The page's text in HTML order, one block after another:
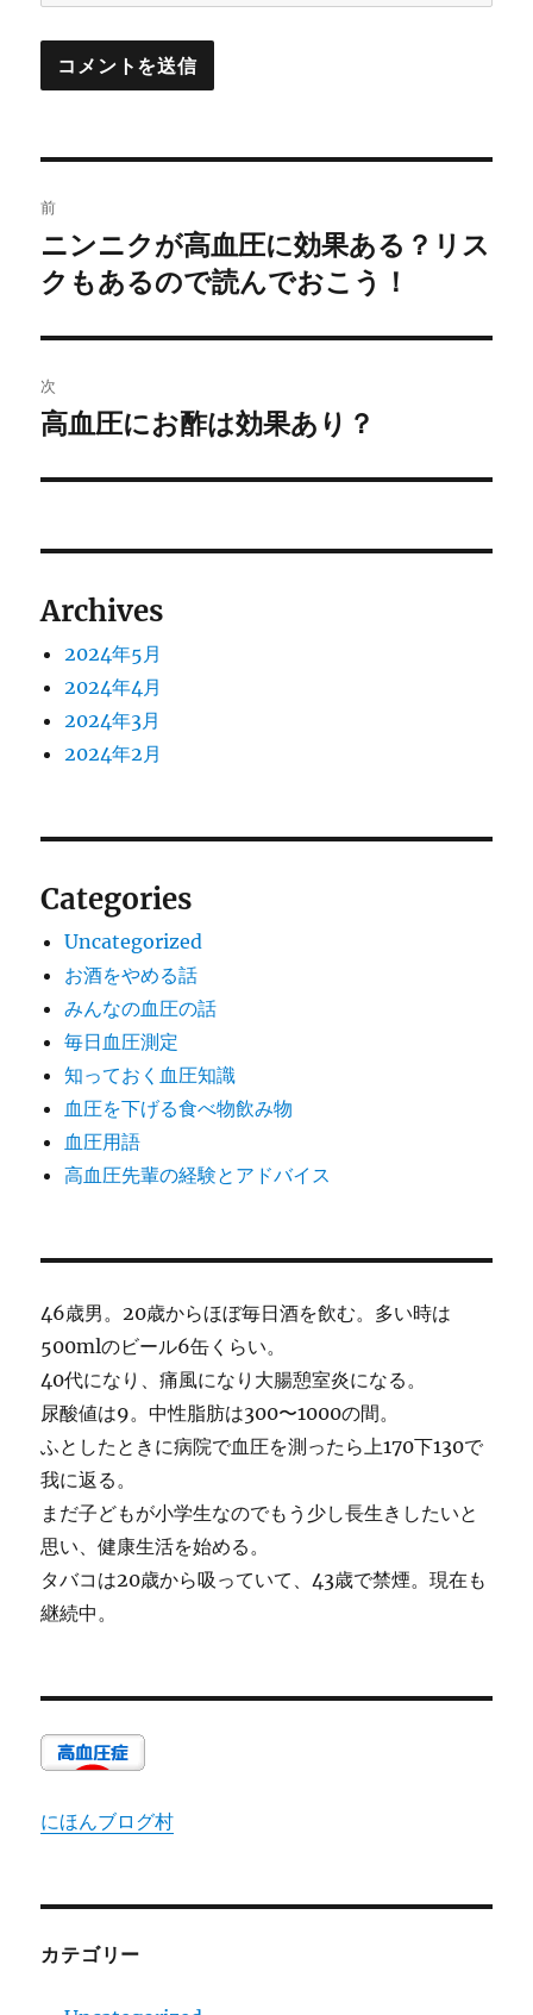
稿
ナ
ビ
ゲ
ー
シ
前
前
の
稿:
ニンニクが高血圧に効果ある？リス
クもあるので読んでおこう！
次
次
投
高血圧にお酢は効果あり？
Archives
2024年5月
2024年4月
2024年3月
2024年2月
Categories
Uncategorized
お酒をやめる話
みんなの血圧の話
毎日血圧測定
知っておく血圧知識
血圧を下げる食べ物飲み物
血圧用語
高血圧先輩の経験とアドバイス
46歳男。20歳からほぼ毎日酒を飲む。多い時は
500mlのビール6缶くらい。
40代になり、痛風になり大腸憩室炎になる。
尿酸値は9。中性脂肪は300〜1000の間。
ふとしたときに病院で血圧を測ったら上170下130で
我に返る。
まだ子どもが小学生なのでもう少し長生きしたいと
思い、健康生活を始める。
タバコは20歳から吸っていて、43歳で禁煙。現在も
継続中。
にほんブログ村
カテゴリー